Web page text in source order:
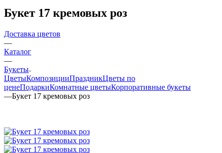
Букет 17 кремовых роз
Доставка цветов
—
Каталог
—
Букеты
ЦветыКомпозицииПраздникЦветы по
ценеПодаркиКомнатные цветыКорпоративные букеты
—Букет 17 кремовых роз